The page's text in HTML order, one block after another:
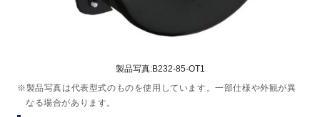
製品写真:B232-85-OT1
※製品写真は代表型式のものを使用しています。一部仕様や外観が異
なる場合があります。